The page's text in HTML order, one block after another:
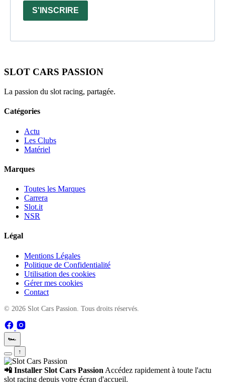
S'INSCRIRE
SLOT CARS PASSION
La passion du slot racing, partagée.
Catégories
Actu
Les Clubs
Matériel
Marques
Toutes les Marques
Carrera
Slot.it
NSR
Légal
Mentions Légales
Politique de Confidentialité
Utilisation des cookies
Gérer mes cookies
Contact
© 2026 Slot Cars Passion. Tous droits réservés.
🏎️
↑
📲 Installer Slot Cars Passion Accédez rapidement à toute l'actu
slot racing depuis votre écran d'accueil.